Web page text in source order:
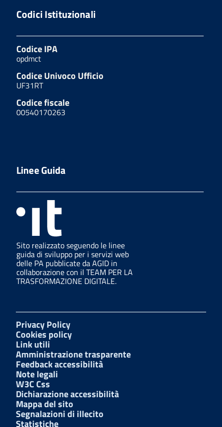
Codici Istituzionali
Codice IPA
opdmct
Codice Univoco Ufficio
UF31RT
Codice fiscale
00540170263
Linee Guida
Sito realizzato seguendo le linee
guida di sviluppo per i servizi web
delle PA pubblicate da AGID in
collaborazione con il TEAM PER LA
TRASFORMAZIONE DIGITALE.
Privacy Policy
Cookies policy
Link utili
Amministrazione trasparente
Feedback accessibilità
Note legali
W3C Css
Dichiarazione accessibilità
Mappa del sito
Segnalazioni di illecito
Statistiche